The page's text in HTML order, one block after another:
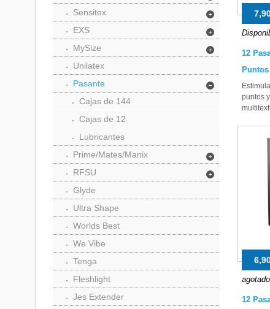
Sensitex
EXS
MySize
Unilatex
Pasante
Cajas de 144
Cajas de 12
Lubricantes
Prime/Mates/Manix
RFSU
Glyde
Ultra Shape
Worlds Best
We Vibe
Tenga
Fleshlight
Jes Extender
12
Puntos
puntos
agotado
12